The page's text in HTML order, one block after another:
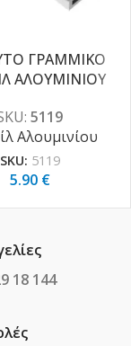
ΓΡΑΜΜΙΚΟ
ΑΛΟΥΜΙΝΙΟΥ
5119
Αλουμινίου
SKU: 5119
5.90 €
18 144